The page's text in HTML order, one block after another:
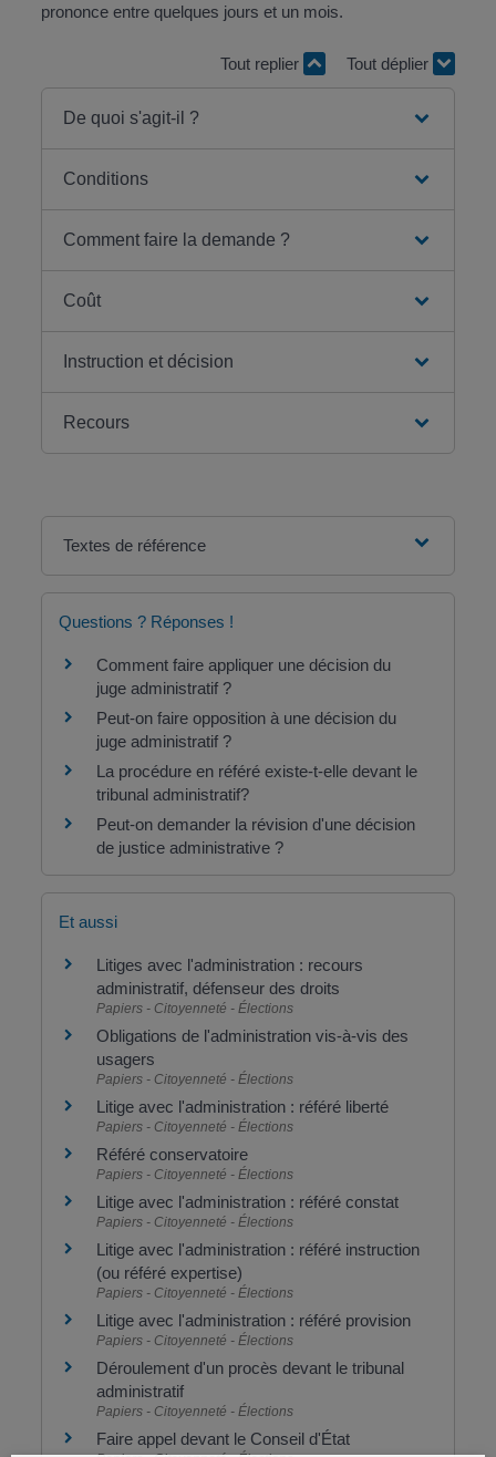
prononce entre quelques jours et un mois.
Tout replier Tout déplier
De quoi s'agit-il ?
Conditions
Comment faire la demande ?
Coût
Instruction et décision
Recours
Textes de référence
Questions ? Réponses !
Comment faire appliquer une décision du
juge administratif ?
Peut-on faire opposition à une décision du
juge administratif ?
La procédure en référé existe-t-elle devant le
tribunal administratif?
Peut-on demander la révision d'une décision
de justice administrative ?
Et aussi
Litiges avec l'administration : recours
administratif, défenseur des droits
Papiers - Citoyenneté - Élections
Obligations de l'administration vis-à-vis des
usagers
Papiers - Citoyenneté - Élections
Litige avec l'administration : référé liberté
Papiers - Citoyenneté - Élections
Référé conservatoire
Papiers - Citoyenneté - Élections
Litige avec l'administration : référé constat
Papiers - Citoyenneté - Élections
Litige avec l'administration : référé instruction
(ou référé expertise)
Papiers - Citoyenneté - Élections
Litige avec l'administration : référé provision
Papiers - Citoyenneté - Élections
Déroulement d'un procès devant le tribunal
administratif
Papiers - Citoyenneté - Élections
Faire appel devant le Conseil d'État